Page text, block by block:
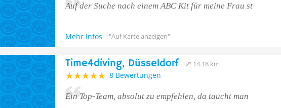
Auf der Suche nach einem ABC Kit für meine Frau st
Mehr Infos "Auf Karte anzeigen"
Time4diving, Düsseldorf 14.18 km
8 Bewertungen
Ein Top-Team, absolut zu empfehlen, da taucht man